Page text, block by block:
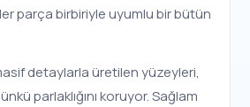
parça birbiriyle uyumlu bir bütün
detaylarla üretilen yüzeyleri,
parlaklığını koruyor. Sağlam